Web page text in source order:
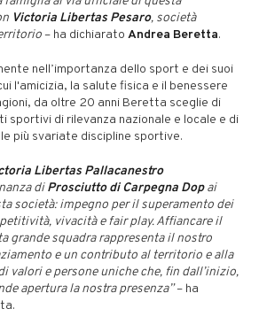
Victoria Libertas Pesaro, società
– ha dichiarato Andrea Beretta.
nell’importanza dello sport e dei suoi
l'amicizia, la salute fisica e il benessere
da oltre 20 anni Beretta sceglie di
sportivi di rilevanza nazionale e locale e di
più svariate discipline sportive.
Libertas Pallacanestro
diProsciutto di Carpegna Dopai
società: impegno per il superamento dei
vivacità e fair play. Affiancare il
grande squadra rappresenta il nostro
e un contributo al territorio e alla
valori e persone uniche che, fin dall’inizio,
apertura la nostra presenza”– ha